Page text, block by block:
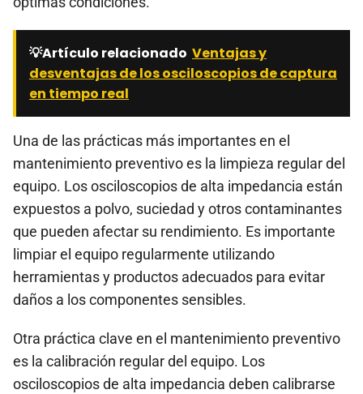
💡Artículo relacionado Ventajas y
desventajas de los osciloscopios de captura
en tiempo real
Una de las prácticas más importantes en el
mantenimiento preventivo es la limpieza regular del
equipo. Los osciloscopios de alta impedancia están
expuestos a polvo, suciedad y otros contaminantes
que pueden afectar su rendimiento. Es importante
limpiar el equipo regularmente utilizando
herramientas y productos adecuados para evitar
daños a los componentes sensibles.
Otra práctica clave en el mantenimiento preventivo
es la calibración regular del equipo. Los
osciloscopios de alta impedancia deben calibrarse